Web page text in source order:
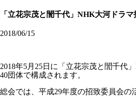
「立花宗茂と誾千代」NHK大河ドラマ
2018/06/15
2018年5月25日に「立花宗茂と誾千代
40団体で構成されます。
総会では、平成29年度の招致委員会の